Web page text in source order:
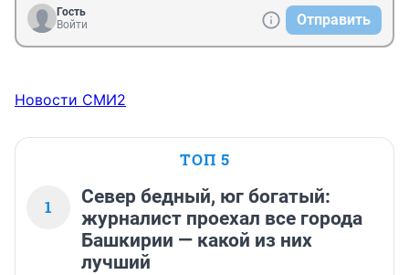
Гость
Войти
Отправить
Новости СМИ2
ТОП 5
1
Север бедный, юг богатый:
журналист проехал все города
Башкирии — какой из них
лучший